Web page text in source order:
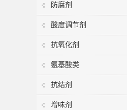
防腐剂
酸度调节剂
抗氧化剂
氨基酸类
抗结剂
增味剂